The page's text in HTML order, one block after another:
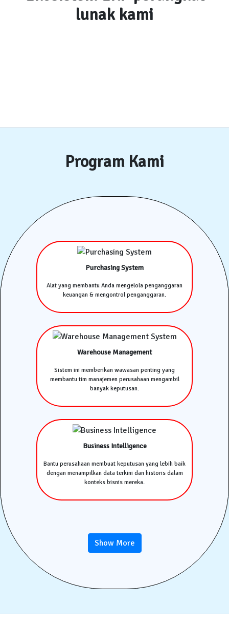
lunak kami
Program Kami
Purchasing System
Alat yang membantu Anda mengelola penganggaran
keuangan & mengontrol penganggaran.
Warehouse Management
Sistem ini memberikan wawasan penting yang
membantu tim manajemen perusahaan mengambil
banyak keputusan.
Business Intelligence
Bantu perusahaan membuat keputusan yang lebih baik
dengan menampilkan data terkini dan historis dalam
konteks bisnis mereka.
Show More